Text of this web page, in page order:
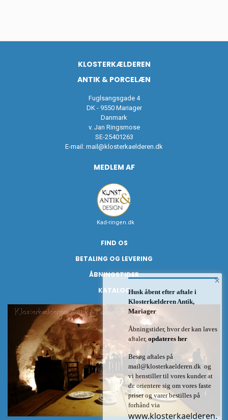
KLOSTERKÆLDEREN
ANTIK & PORCELÆN
Fuglsangsgade 4
DK - 9550 Mariager
Danmark
v. Jan Ringsmose
SE-25401263
E-mail: mail@klosterkaelderen.dk
MEDLEM AF
Kad-ringen.dk
FIND OS
BETALING OG LEVERING
ÅBNINGSTIDER
KATALOG
×
Husk åbent efter aftale i
Klosterkælderen Antik,
Mariager
Åbningstider, hvor der kan laves
aftaler, opdateres her
Besøg aftales på
mail@klosterkaelderen.dk og
vi henstiller til vores kunder at
de orientere sig om vores faste
priser og varer bestilles på
forhånd via
www.klosterkaelderen.